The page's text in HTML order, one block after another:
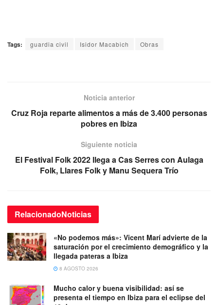
Tags: guardia civil Isidor Macabich Obras
Noticia anterior
Cruz Roja reparte alimentos a más de 3.400 personas
pobres en Ibiza
Siguiente noticia
El Festival Folk 2022 llega a Cas Serres con Aulaga
Folk, Llares Folk y Manu Sequera Trío
RelacionadoNoticias
«No podemos más»: Vicent Marí advierte de la
saturación por el crecimiento demográfico y la
llegada pateras a Ibiza
8 AGOSTO 2026
Mucho calor y buena visibilidad: así se
presenta el tiempo en Ibiza para el eclipse del